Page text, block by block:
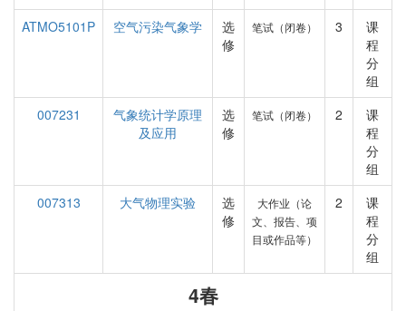
ATMO5101P
空气污染气象学
选
修
笔试（闭卷） 3
课
程
分
组
007231
气象统计学原理
及应用
选
修
笔试（闭卷） 2
课
程
分
组
007313
大气物理实验
选
修
大作业（论
文、报告、项
目或作品等）
2
课
程
分
组
4春